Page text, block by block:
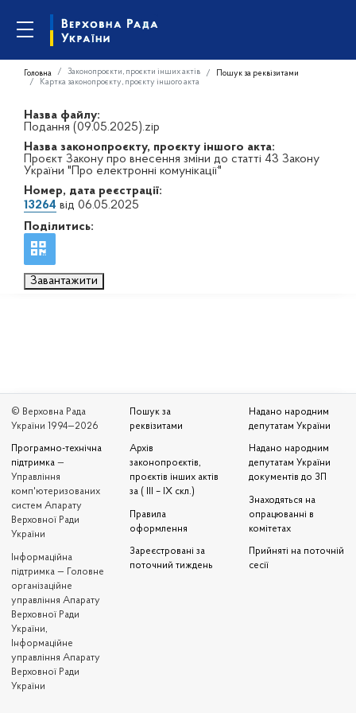
Головна Законопроєкти, проєкти інших актів
Пошук за реквізитами
Картка законопроєкту, проєкту іншого акта
Назва файлу:
Подання (09.05.2025).zip
Назва законопроєкту, проєкту іншого акта:
Проєкт Закону про внесення зміни до статті 43 Закону
України "Про електронні комунікації"
Номер, дата реєстрації:
13264 від 06.05.2025
Поділитись:
Завантажити
© Верховна Рада
України 1994—2026
Програмно-технічна
підтримка —
Управління
комп'ютеризованих
систем Апарату
Верховної Ради
України
Iнформаційна
підтримка — Головне
організаційне
управління Апарату
Верховної Ради
України,
Інформаційне
управління Апарату
Верховної Ради
України
Пошук за
реквізитами
Архів
законопроєктів,
проєктів інших актів
за ( III – IX скл.)
Правила
оформлення
Зареєстровані за
поточний тиждень
Надано народним
депутатам України
Надано народним
депутатам України
документів до ЗП
Знаходяться на
опрацюванні в
комітетах
Прийняті на поточній
сесії